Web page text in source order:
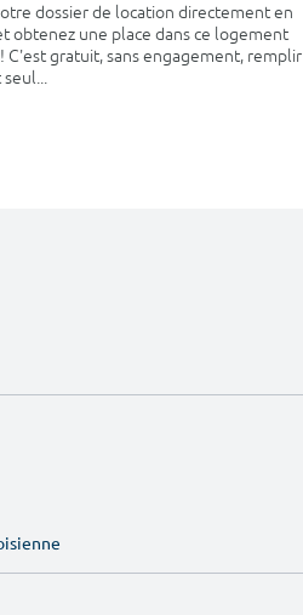
dossier de location directement en
obtenez une place dans ce logement
C'est gratuit, sans engagement, remplir